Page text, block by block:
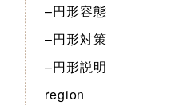
–円形容態
–円形対策
–円形説明
region